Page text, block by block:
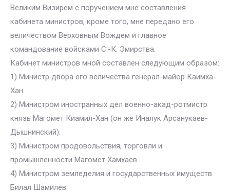
Великим Визирем с поручением мне составления
кабинета министров, кроме того, мне передано его
величеством Верховным Вождем и главное
командование войсками С.-К. Эмирства.
Кабинет министров мной составлен следующим образом:
1) Министр двора его величества генерал-майор Каимха-
Хан
2) Министром иностранных дел военно-акад-ротмистр
князь Магомет Киамил-Хан (он же Иналук Арсанукаев-
Дышнинский).
3) Министром продовольствия, торговли и
промышленности Магомет Хамхаев.
4) Министром земледелия и государственных имуществ
Билал Шамилев.